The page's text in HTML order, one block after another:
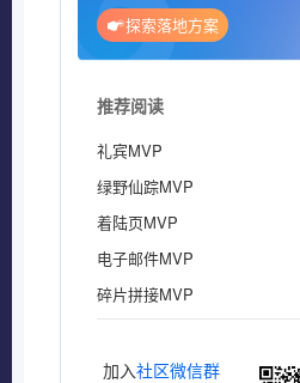
探索落地方案
推荐阅读
礼宾MVP
绿野仙踪MVP
着陆页MVP
电子邮件MVP
碎片拼接MVP
加入社区微信群